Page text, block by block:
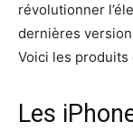
révolutionner
dernières
Voici les
Les